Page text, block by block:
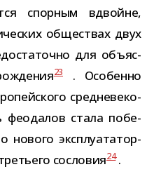
спор­ным вдвойне,
обще­ствах двух
для объ­яс­
23. Особенно
сред­не­ве­ко­
фео­да­лов стала побе­
нового экс­плу­а­та­тор­
сосло­вия24.